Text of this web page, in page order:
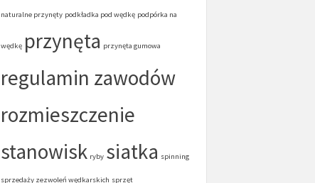
naturalne przynęty podkładka pod wędkę podpórka na
wędkę przynęta przynęta gumowa
regulamin zawodów
rozmieszczenie
stanowisk ryby siatka spinning
sprzedaży zezwoleń wędkarskich sprzęt